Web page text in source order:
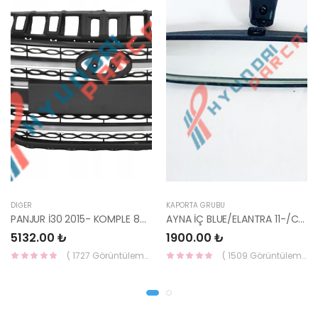
DIĞER
PANJUR İ30 2015- KOMPLE 86350-A6800-YS
5132.00 ₺
( 1727 Görüntüleme )
KAPORTA GRUBU
AYNA İÇ BLUE/ELANTRA 11-/CEED 10-/RİO 12-/SPORTAGE 11- 85101-3X100-HMC
1900.00 ₺
( 1509 Görüntüleme )